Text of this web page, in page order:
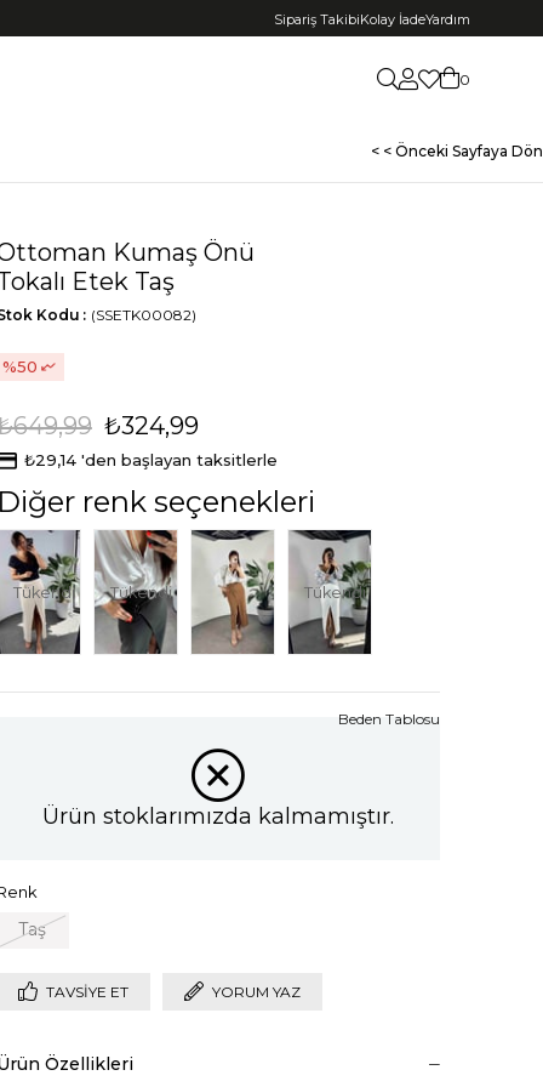
Sipariş TakibiKolay İadeYardım
0
< < Önceki Sayfaya Dön
Kumaş Önü
Etek Taş
(SSETK00082)
Kodu
50
₺324,99
₺29,14 'den başlayan taksitlerle
Diğer renk seçenekleri
Tükendi Tükendi Tükendi
Ürün stoklarımızda kalmamıştır.
Taş
Beden Tablosu
TAVSIYE ET YORUM YAZ
Özellikleri